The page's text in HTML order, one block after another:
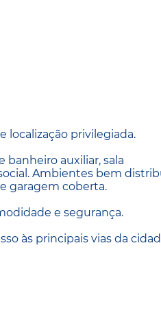
localização privilegiada.
auxiliar, sala
Ambientes bem
garagem coberta.
e segurança.
às principais vias da